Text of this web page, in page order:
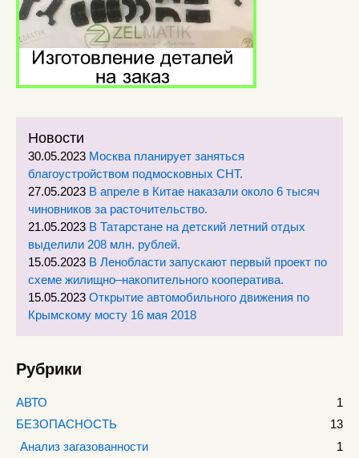
Новости
30.05.2023 Москва планирует заняться
благоустройством подмосковных СНТ.
27.05.2023 В апреле в Китае наказали около 6 тысяч
чиновников за расточительство.
21.05.2023 В Татарстане на детский летний отдых
выделили 208 млн. рублей.
15.05.2023 В Ленобласти запускают первый проект по
схеме жилищно–накопительного кооператива.
15.05.2023 Открытие автомобильного движения по
Крымскому мосту 16 мая 2018
Рубрики
АВТО
1
БЕЗОПАСНОСТЬ
13
Анализ загазованности
1